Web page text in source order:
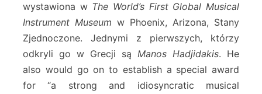
wystawiona w The World’s First Global Musical
Instrument Museum w Phoenix, Arizona, Stany
Zjednoczone. Jednymi z pierwszych, którzy
odkryli go w Grecji są Manos Hadjidakis. He
also would go on to establish a special award
for “a strong and idiosyncratic musical